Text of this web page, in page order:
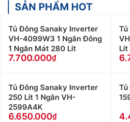
SẢN PHẨM HOT
Tủ Đông Sanaky Inverter
VH-4099W3 1 Ngăn Đông
1 Ngăn Mát 280 Lít
7.700.000
Lít
Tủ Đông Sanaky Inverter
250 Lít 1 Ngăn VH-
2599A4K
6.650.000